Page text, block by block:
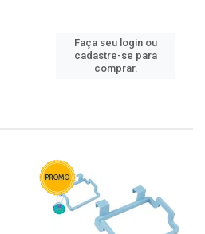
Faça seu login ou
cadastre-se para
comprar.